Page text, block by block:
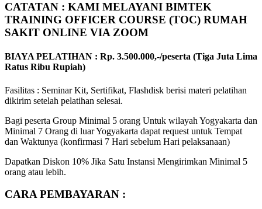
CATATAN : KAMI MELAYANI BIMTEK
TRAINING OFFICER COURSE (TOC) RUMAH
SAKIT ONLINE VIA ZOOM
BIAYA PELATIHAN : Rp. 3.500.000,-/peserta (Tiga Juta Lima
Ratus Ribu Rupiah)
Fasilitas : Seminar Kit, Sertifikat, Flashdisk berisi materi pelatihan
dikirim setelah pelatihan selesai.
Bagi peserta Group Minimal 5 orang Untuk wilayah Yogyakarta dan
Minimal 7 Orang di luar Yogyakarta dapat request untuk Tempat
dan Waktunya (konfirmasi 7 Hari sebelum Hari pelaksanaan)
Dapatkan Diskon 10% Jika Satu Instansi Mengirimkan Minimal 5
orang atau lebih.
CARA PEMBAYARAN :